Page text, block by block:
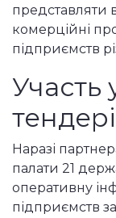
представляти
комерційні
підприємств
тендері
Наразі
палати 21
оперативну
підприємств